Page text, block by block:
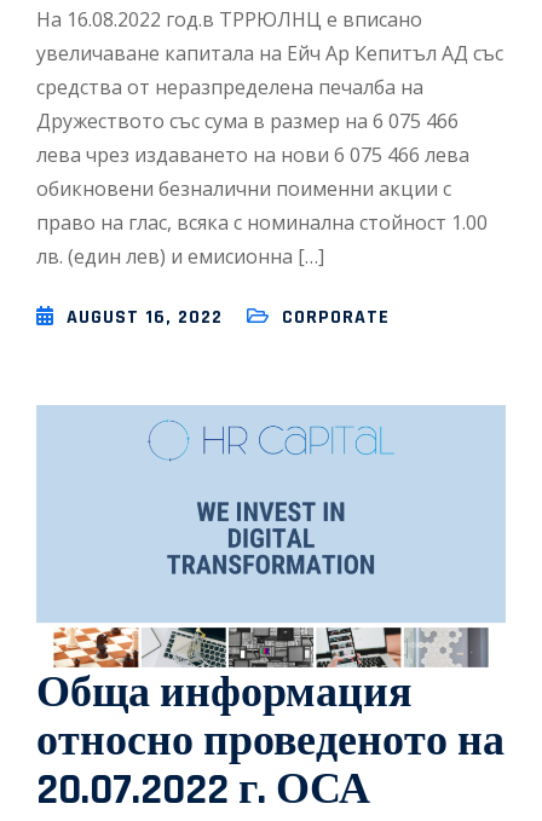
На 16.08.2022 год.в ТРРЮЛНЦ е вписано
увеличаване капитала на Ейч Ар Кепитъл АД със
средства от неразпределена печалба на
Дружеството със сума в размер на 6 075 466
лева чрез издаването на нови 6 075 466 лева
обикновени безналични поименни акции с
право на глас, всяка с номинална стойност 1.00
лв. (един лев) и емисионна […]
AUGUST 16, 2022 CORPORATE
Обща информация
относно проведеното на
20.07.2022 г. ОСА